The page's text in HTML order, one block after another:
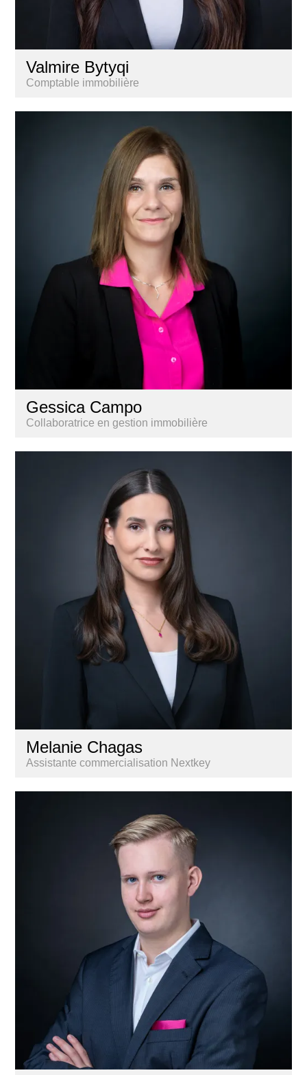
Valmire Bytyqi
Comptable immobilière
Gessica Campo
Collaboratrice en gestion immobilière
Melanie Chagas
Assistante commercialisation Nextkey